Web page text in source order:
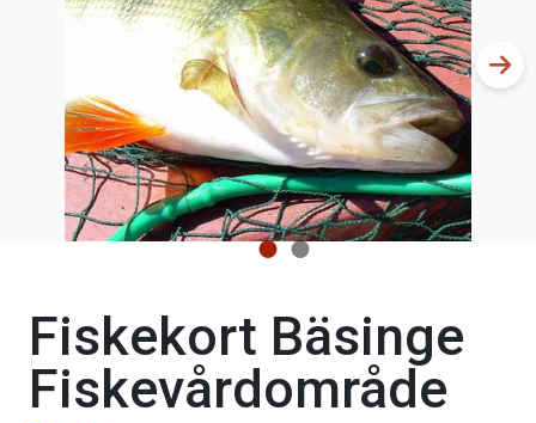
Fiskekort Bäsinge
Fiskevårdområde